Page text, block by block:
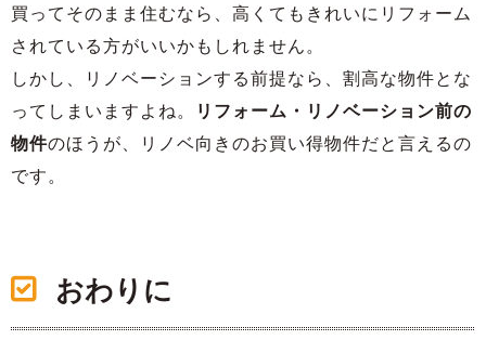
買ってそのまま住むなら、高くてもきれいにリフォーム
されている方がいいかもしれません。
しかし、リノベーションする前提なら、割高な物件とな
ってしまいますよね。
リフォーム・リノベーション前の
物件のほうが、リノベ向きのお買い得物件だと言えるの
です。
おわりに